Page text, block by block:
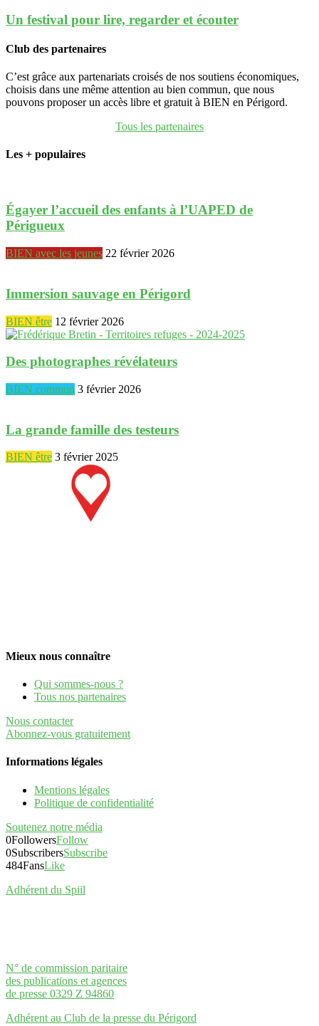
Un festival pour lire, regarder et écouter
Club des partenaires
C’est grâce aux partenariats croisés de nos soutiens économiques,
choisis dans une même attention au bien commun, que nous
pouvons proposer un accès libre et gratuit à BIEN en Périgord.
Tous les partenaires
Les + populaires
Égayer l’accueil des enfants à l’UAPED de
Périgueux
BIEN avec les jeunes 22 février 2026
Immersion sauvage en Périgord
BIEN être 12 février 2026
Des photographes révélateurs
BIEN commun 3 février 2026
La grande famille des testeurs
BIEN être 3 février 2025
Mieux nous connaître
Qui sommes-nous ?
Tous nos partenaires
Nous contacter
Abonnez-vous gratuitement
Informations légales
Mentions légales
Politique de confidentialité
Soutenez notre média
0FollowersFollow
0SubscribersSubscribe
484FansLike
Adhérent du Spiil
N° de commission paritaire
des publications et agences
de presse 0329 Z 94860
Adhérent au Club de la presse du Périgord